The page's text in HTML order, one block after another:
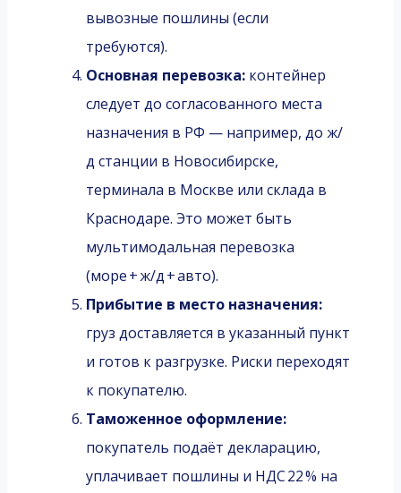
вывозные пошлины (если
требуются).
Основная перевозка: контейнер
следует до согласованного места
назначения в РФ — например, до ж/
д станции в Новосибирске,
терминала в Москве или склада в
Краснодаре. Это может быть
мультимодальная перевозка
(море + ж/д + авто).
Прибытие в место назначения:
груз доставляется в указанный пункт
и готов к разгрузке. Риски переходят
к покупателю.
Таможенное оформление:
покупатель подаёт декларацию,
уплачивает пошлины и НДС 22 % на